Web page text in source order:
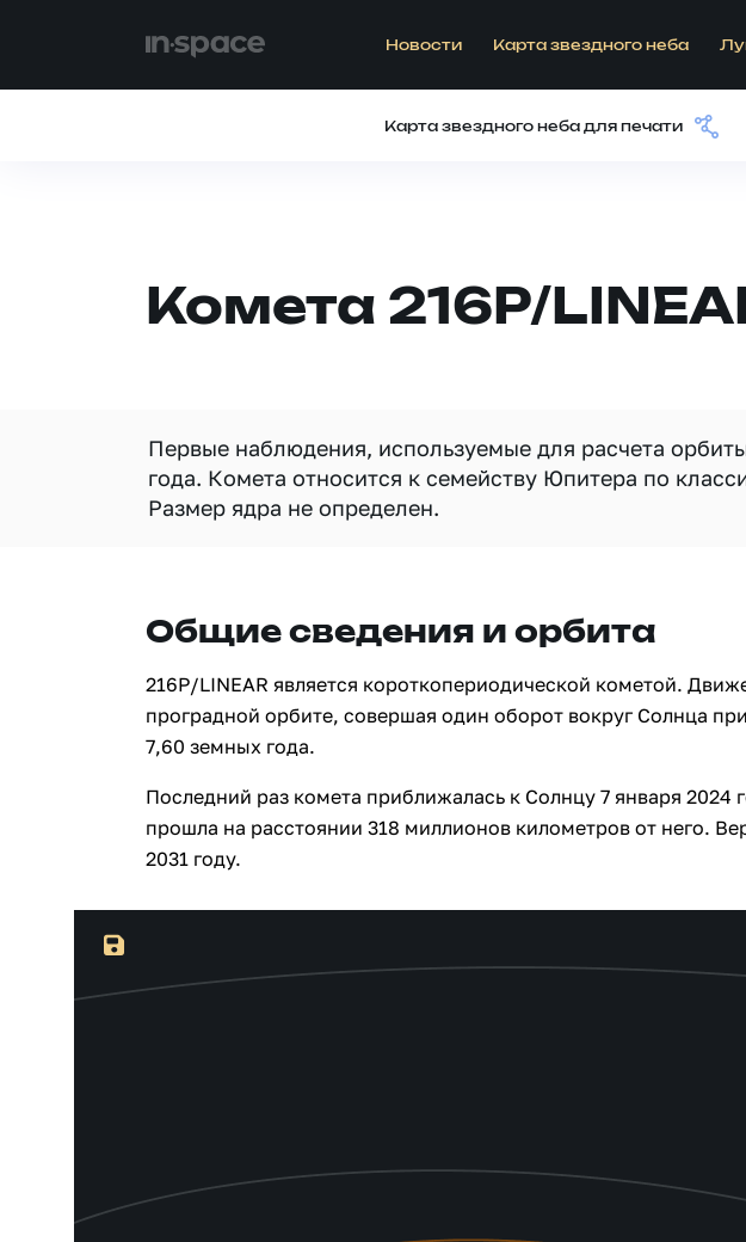
Новости Карта звездного неба
Карта звездного неба для печати
Комета 216P/
Первые наблюдения, используемые для расчета
года. Комета относится к семейству Юпитера по
Размер ядра не определен.
Общие сведения и орбита
216P/LINEAR является короткопериодической кометой.
проградной орбите, совершая один оборот вокруг Солнца
7,60 земных года.
Последний раз комета приближалась к Солнцу 7 января 2024
прошла на расстоянии 318 миллионов километров от него.
2031 году.